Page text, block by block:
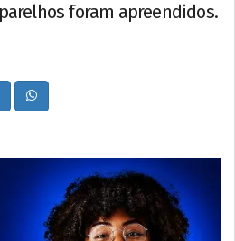
foram apreendidos.